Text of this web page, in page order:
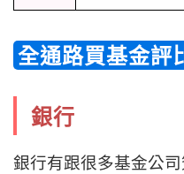
全通路買基金評
銀行
銀行有跟很多基金公